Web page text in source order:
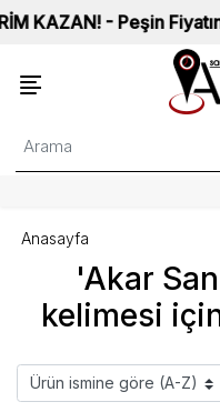
KAZAN! - Peşin
'Akar
kelimesi
Anasayfa